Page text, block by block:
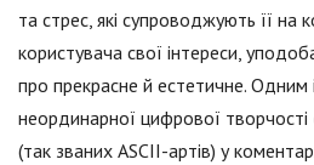
та стрес, які супроводжують її на
користувача свої інтереси,
про прекрасне й естетичне. Одним
неординарної цифрової творчості
(так званих ASCII-артів) у